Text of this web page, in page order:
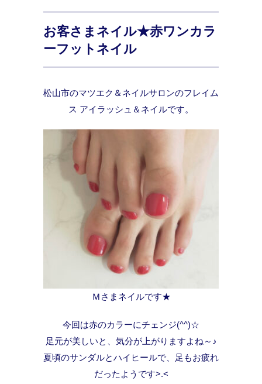
お客さまネイル★赤ワンカラ
ーフットネイル
松山市のマツエク＆ネイルサロンのフレイム
ス アイラッシュ＆ネイルです。
Ｍさまネイルです★
今回は赤のカラーにチェンジ(^^)☆
足元が美しいと、気分が上がりますよね～♪
夏頃のサンダルとハイヒールで、足もお疲れ
だったようです>.<